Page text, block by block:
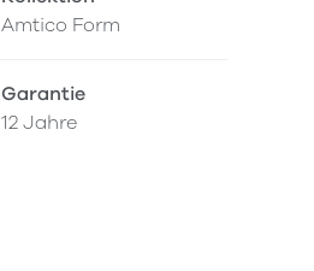
Amtico Form
Garantie
12 Jahre